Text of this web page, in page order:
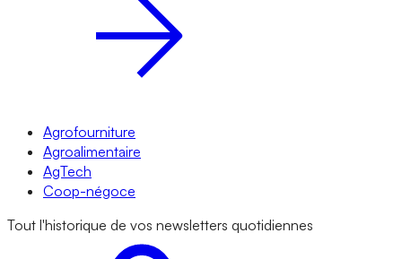
Agrofourniture
Agroalimentaire
AgTech
Coop-négoce
Tout l'historique de vos newsletters quotidiennes